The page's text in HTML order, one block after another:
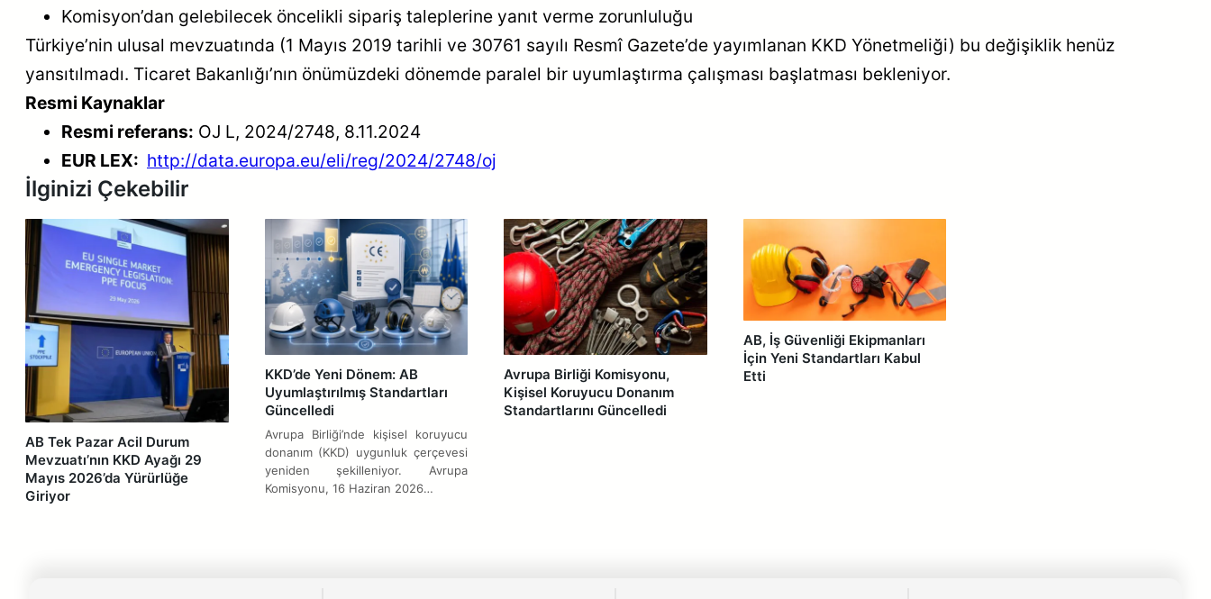
Komisyon’dan gelebilecek öncelikli sipariş taleplerine yanıt verme zorunluluğu
Türkiye’nin ulusal mevzuatında (1 Mayıs 2019 tarihli ve 30761 sayılı Resmî Gazete’de yayımlanan KKD Yönetmeliği) bu değişiklik henüz
yansıtılmadı. Ticaret Bakanlığı’nın önümüzdeki dönemde paralel bir uyumlaştırma çalışması başlatması bekleniyor.
Resmi Kaynaklar
Resmi referans: OJ L, 2024/2748, 8.11.2024
EUR LEX: http://data.europa.eu/eli/reg/2024/2748/oj
İlginizi Çekebilir
AB Tek Pazar Acil Durum
Mevzuatı’nın KKD Ayağı 29
Mayıs 2026’da Yürürlüğe
Giriyor
KKD’de Yeni Dönem: AB
Uyumlaştırılmış Standartları
Güncelledi
Avrupa Birliği’nde kişisel koruyucu
donanım (KKD) uygunluk çerçevesi
yeniden şekilleniyor. Avrupa
Komisyonu, 16 Haziran 2026…
Avrupa Birliği Komisyonu,
Kişisel Koruyucu Donanım
Standartlarını Güncelledi
AB, İş Güvenliği Ekipmanları
İçin Yeni Standartları Kabul
Etti